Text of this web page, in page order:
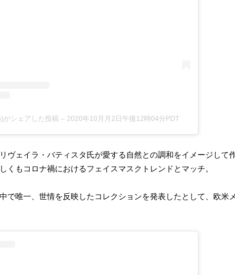
がシェアした投稿 – 2020年10月月2日午後12時04分PDT
ヴェイラ・バティスタ氏が愛する自然との調和をイメージして
くもコロナ禍におけるフェイスマスクトレンドとマッチ。
で唯一、世情を反映したコレクションを発表したとして、欧米メ